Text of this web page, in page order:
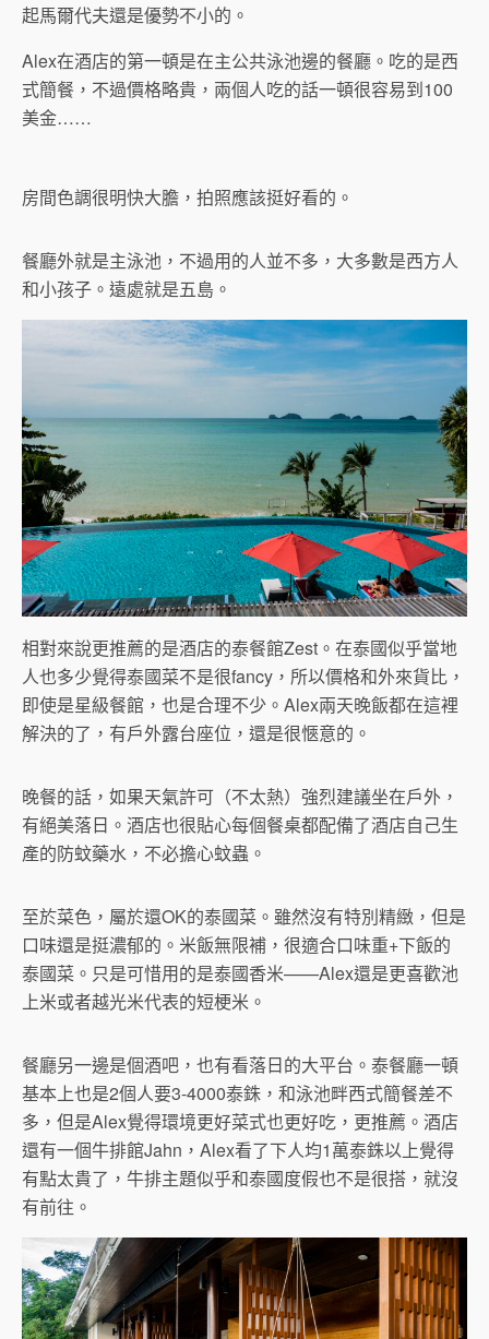
起馬爾代夫還是優勢不小的。
Alex在酒店的第一頓是在主公共泳池邊的餐廳。吃的是西
式簡餐，不過價格略貴，兩個人吃的話一頓很容易到100
美金……
房間色調很明快大膽，拍照應該挺好看的。
餐廳外就是主泳池，不過用的人並不多，大多數是西方人
和小孩子。遠處就是五島。
相對來說更推薦的是酒店的泰餐館Zest。在泰國似乎當地
人也多少覺得泰國菜不是很fancy，所以價格和外來貨比，
即使是星級餐館，也是合理不少。Alex兩天晚飯都在這裡
解決的了，有戶外露台座位，還是很愜意的。
晚餐的話，如果天氣許可（不太熱）強烈建議坐在戶外，
有絕美落日。酒店也很貼心每個餐桌都配備了酒店自己生
產的防蚊藥水，不必擔心蚊蟲。
至於菜色，屬於還OK的泰國菜。雖然沒有特別精緻，但是
口味還是挺濃郁的。米飯無限補，很適合口味重+下飯的
泰國菜。只是可惜用的是泰國香米——Alex還是更喜歡池
上米或者越光米代表的短梗米。
餐廳另一邊是個酒吧，也有看落日的大平台。泰餐廳一頓
基本上也是2個人要3-4000泰銖，和泳池畔西式簡餐差不
多，但是Alex覺得環境更好菜式也更好吃，更推薦。酒店
還有一個牛排館Jahn，Alex看了下人均1萬泰銖以上覺得
有點太貴了，牛排主題似乎和泰國度假也不是很搭，就沒
有前往。